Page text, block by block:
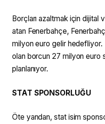
Borçları azaltmak için dijital
atan Fenerbahçe,
milyon euro gelir hedefliyor.
olan borcun 27 milyon euro
planlanıyor.
STAT SPONSORLUĞU
Öte yandan, stat isim